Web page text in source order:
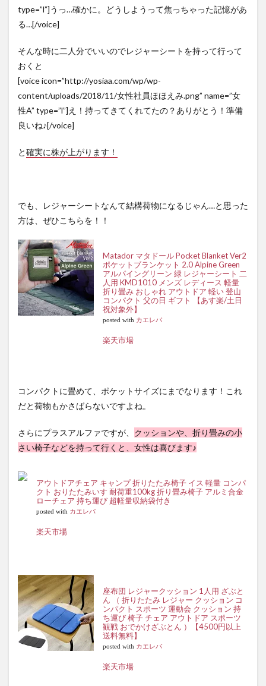
type=”l”]うっ…確かに。どうしようって焦っちゃった記憶があ
る…[/voice]
そんな時に二人分でいいのでレジャーシートを持って行って
おくと
[voice icon=”http://yosiaa.com/wp/wp-
content/uploads/2018/11/女性社員ほほえみ.png” name=”女
性A” type=”l”]え！持ってきてくれてたの？ありがとう！準備
良いね♪[/voice]
と確実に株が上がります！
でも、レジャーシートなんて結構荷物になるじゃん…と思った
方は、ぜひこちらを！！
Matador マタドール Pocket Blanket Ver2
ポケットブランケット 2.0 Alpine Green
アルパイングリーン 緑 レジャーシート 二
人用 KMD1010 メンズ レディース 軽量
折り畳み おしゃれ アウトドア 軽い 登山
コンパクト 父の日 ギフト 【あす楽/土日
祝対象外】
posted with カエレバ
楽天市場
コンパクトに畳めて、ポケットサイズにまでなります！これ
だと荷物もかさばらないですよね。
さらにプラスアルファですが、 クッションや、折り畳みの小
さい椅子などを持って行くと、女性は喜びます♪
アウトドアチェア キャンプ 折りたたみ椅子 イス 軽量 コンパ
クト おりたたみいす 耐荷重100kg 折り畳み椅子 アルミ合金
ローチェア 持ち運び 超軽量収納袋付き
posted with カエレバ
楽天市場
座布団 レジャークッション 1人用 ざぶと
ん （ 折りたたみ レジャー クッション コ
ンパクト スポーツ 運動会 クッション 持
ち運び 椅子 チェア アウトドア スポーツ
観戦 おでかけざぶとん ）【4500円以上
送料無料】
posted with カエレバ
楽天市場